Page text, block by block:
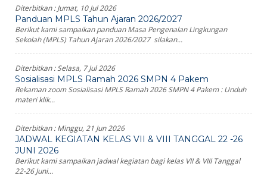
Diterbitkan :Jumat, 10 Jul 2026
Panduan MPLS Tahun Ajaran 2026/2027
Berikut kami sampaikan panduan Masa Pengenalan Lingkungan
Sekolah (MPLS) Tahun Ajaran 2026/2027 silakan...
Diterbitkan :Selasa, 7 Jul 2026
Sosialisasi MPLS Ramah 2026 SMPN 4 Pakem
Rekaman zoom Sosialisasi MPLS Ramah 2026 SMPN 4 Pakem : Unduh
materi klik...
Diterbitkan :Minggu, 21 Jun 2026
JADWAL KEGIATAN KELAS VII & VIII TANGGAL 22 -26
JUNI 2026
Berikut kami sampaikan jadwal kegiatan bagi kelas VII & VIII Tanggal
22-26 Juni...